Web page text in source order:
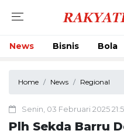
News Bisnis Bola
Home News Regional
Senin, 03 Februari 2025
Plh Sekda Barru